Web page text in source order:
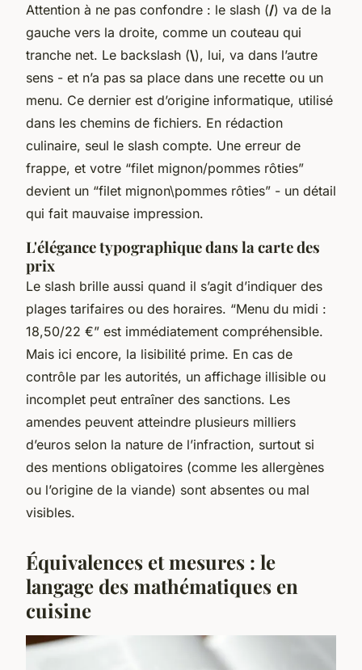
Attention à ne pas confondre : le slash (/) va de la
gauche vers la droite, comme un couteau qui
tranche net. Le backslash (\), lui, va dans l’autre
sens - et n’a pas sa place dans une recette ou un
menu. Ce dernier est d’origine informatique, utilisé
dans les chemins de fichiers. En rédaction
culinaire, seul le slash compte. Une erreur de
frappe, et votre “filet mignon/pommes rôties”
devient un “filet mignon\pommes rôties” - un détail
qui fait mauvaise impression.
L'élégance typographique dans la carte des
prix
Le slash brille aussi quand il s’agit d’indiquer des
plages tarifaires ou des horaires. “Menu du midi :
18,50/22 €” est immédiatement compréhensible.
Mais ici encore, la lisibilité prime. En cas de
contrôle par les autorités, un affichage illisible ou
incomplet peut entraîner des sanctions. Les
amendes peuvent atteindre plusieurs milliers
d’euros selon la nature de l’infraction, surtout si
des mentions obligatoires (comme les allergènes
ou l’origine de la viande) sont absentes ou mal
visibles.
Équivalences et mesures : le
langage des mathématiques en
cuisine